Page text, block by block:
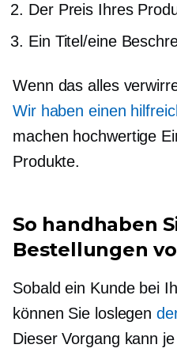
Der Preis Ihres
Ein Titel/eine
Wenn das alles
Wir haben einen
machen hochwertige
Produkte.
So handhaben
Bestellungen
Sobald ein Kunde bei
können Sie loslegen
Dieser Vorgang kann